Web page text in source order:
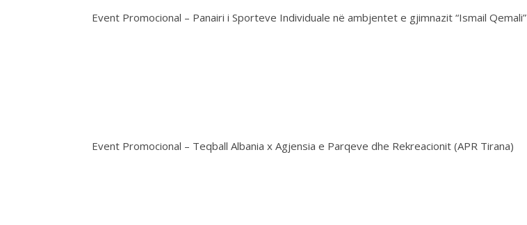
Event Promocional – Panairi i Sporteve Individuale në ambjentet e gjimnazit “Ismail Qemali”
Event Promocional – Teqball Albania x Agjensia e Parqeve dhe Rekreacionit (APR Tirana)